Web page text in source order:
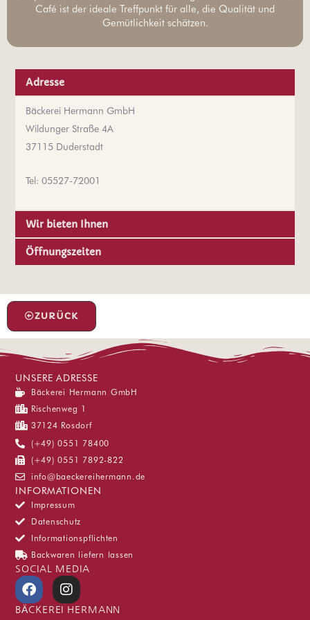
Café ist der ideale Treffpunkt für alle, die Qualität und
Gemütlichkeit schätzen.
Adresse
Bäckerei Hermann GmbH
Wildunger Straße 4A
37115 Duderstadt
Tel: 05527-72001
Wir bieten Ihnen
Öffnungszeiten
ZURÜCK
UNSERE ADRESSE
Bäckerei Hermann GmbH
Rischenweg 1
37124 Rosdorf
(+49) 0551 78400
(+49) 0551 7892-822
info@baeckereihermann.de
INFORMATIONEN
Impressum
Datenschutz
Informationspflichten
Backwaren liefern lassen
SOCIAL MEDIA
F
a
c
I
n
s
BÄCKEREI HERMANN